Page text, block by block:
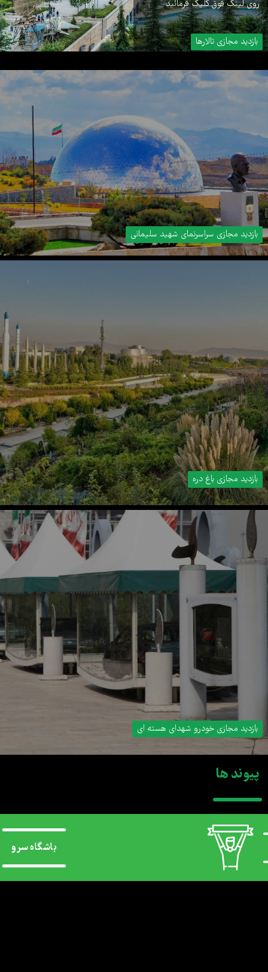
بازدید مجازی تالارها
روی لینک فوق کلیک فرمائید
بازدید مجازی سراسرنمای شهید سلیمانی
بازدید مجازی باغ دره
بازدید مجازی خودرو شهدای هسته ای
پیوند ها
باشگاه سرو